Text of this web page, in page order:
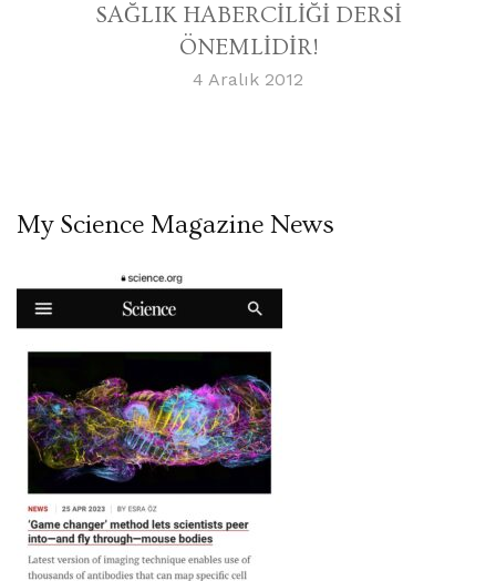
SAĞLIK HABERCİLİĞİ DERSİ
ÖNEMLİDİR!
4 Aralık 2012
My Science Magazine News